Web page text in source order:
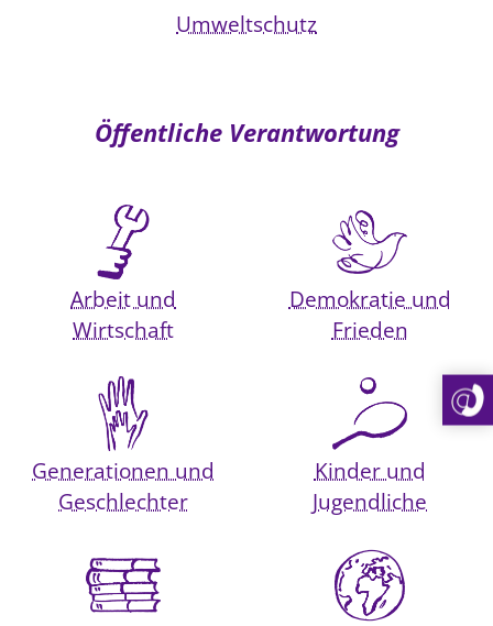
Umweltschutz
Öffentliche Verantwortung
Arbeit und
Wirtschaft
Demokratie und
Frieden
Generationen und
Geschlechter
Kinder und
Jugendliche